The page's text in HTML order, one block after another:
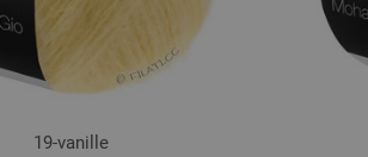
19-vanille